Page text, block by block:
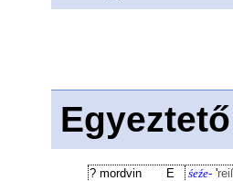
? mordvin E śeźe- '